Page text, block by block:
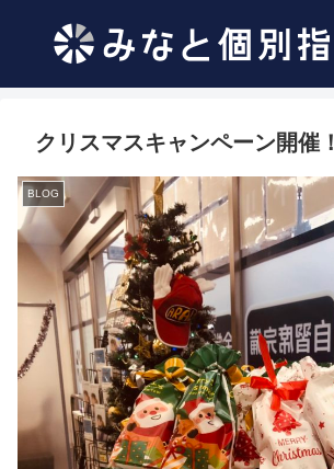
クリスマスキャンペーン開催！
BLOG